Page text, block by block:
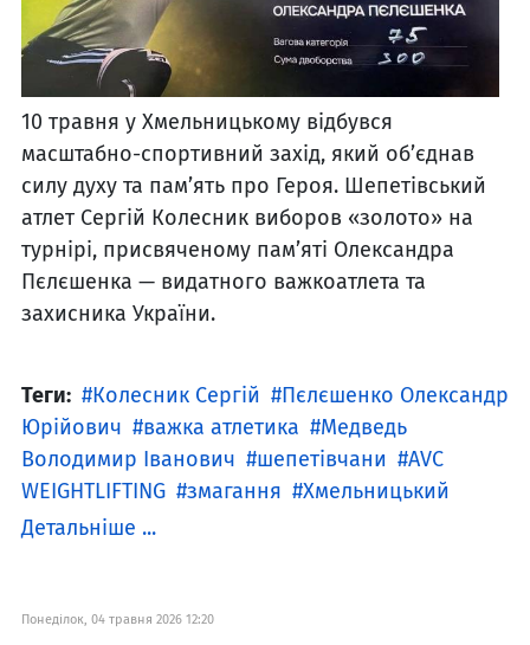
10 травня у Хмельницькому відбувся
масштабно-спортивний захід, який об’єднав
силу духу та пам’ять про Героя. Шепетівський
атлет Сергій Колесник виборов «золото» на
турнірі, присвяченому пам’яті Олександра
Пєлєшенка — видатного важкоатлета та
захисника України.
Теги: Колесник Сергій
Пєлєшенко Олександр
Юрійович
важка атлетика
Медведь
Володимир Іванович
шепетівчани
AVC
WEIGHTLIFTING
змагання
Хмельницький
Детальніше ...
Понеділок, 04 травня 2026 12:20